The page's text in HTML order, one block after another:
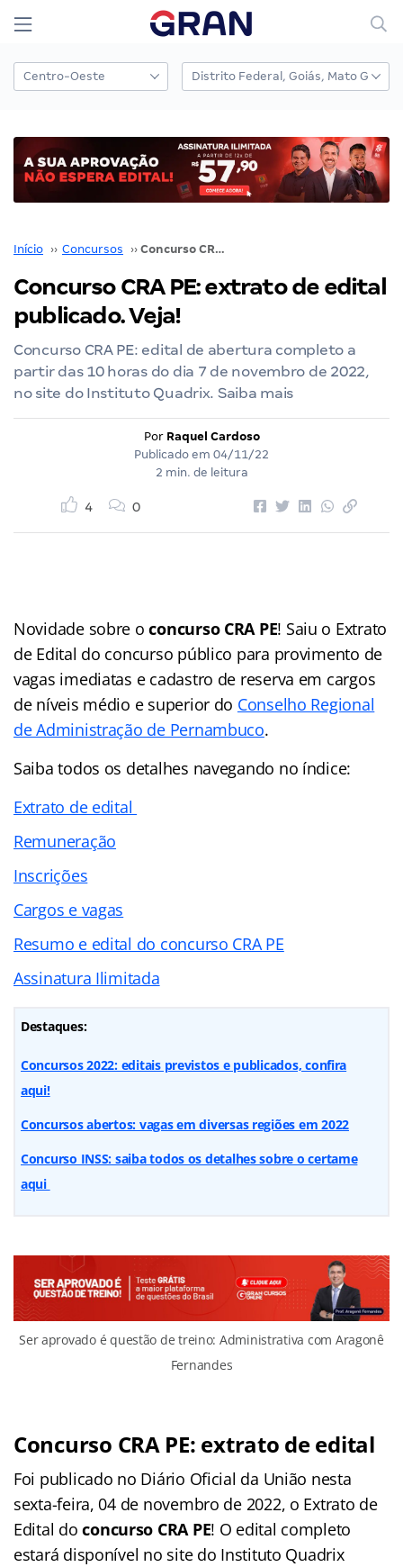
Início ›› Concursos ›› Concurso CRA PE: extrato de edital publicado. Veja!
Concurso CRA PE: extrato de edital
publicado. Veja!
Concurso CRA PE: edital de abertura completo a
partir das 10 horas do dia 7 de novembro de 2022,
no site do Instituto Quadrix. Saiba mais
Por Raquel Cardoso
Publicado em 04/11/22
2 min. de leitura
4 0
Novidade sobre o concurso CRA PE! Saiu o Extrato
de Edital do concurso público para provimento de
vagas imediatas e cadastro de reserva em cargos
de níveis médio e superior do Conselho Regional
de Administração de Pernambuco.
Saiba todos os detalhes navegando no índice:
Extrato de edital
Remuneração
Inscrições
Cargos e vagas
Resumo e edital do concurso CRA PE
Assinatura Ilimitada
Destaques:
Concursos 2022: editais previstos e publicados, confira
aqui!
Concursos abertos: vagas em diversas regiões em 2022
Concurso INSS: saiba todos os detalhes sobre o certame
aqui
Ser aprovado é questão de treino: Administrativa com Aragonê
Fernandes
Concurso CRA PE: extrato de edital
Foi publicado no Diário Oficial da União nesta
sexta-feira, 04 de novembro de 2022, o Extrato de
Edital doconcurso CRA PE! O edital completo
estará disponível no site do Instituto Quadrix